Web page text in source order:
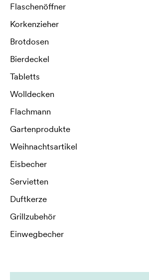
Flaschenöffner
Korkenzieher
Brotdosen
Bierdeckel
Tabletts
Wolldecken
Flachmann
Gartenprodukte
Weihnachtsartikel
Eisbecher
Servietten
Duftkerze
Grillzubehör
Einwegbecher